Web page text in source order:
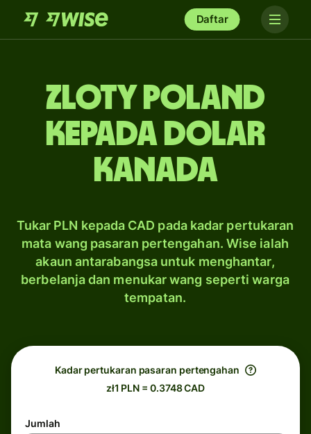
Daftar
zloty Poland
kepada dolar
Kanada
Tukar PLN kepada CAD pada kadar pertukaran
mata wang pasaran pertengahan. Wise ialah
akaun antarabangsa untuk menghantar,
berbelanja dan menukar wang seperti warga
tempatan.
Kadar pertukaran pasaran pertengahan
zł1 PLN = 0.3748 CAD
Jumlah